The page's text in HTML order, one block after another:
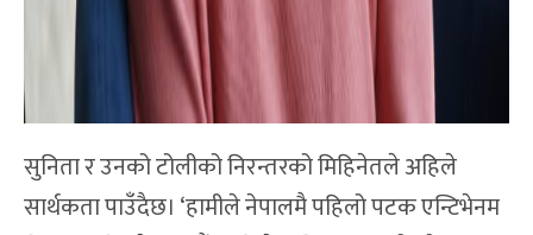
सुनिता र उनको टोलीको निरन्तरको मिहिनेतले अहिले
सार्थकता पाउँदैछ। ‘हामीले नेपालमै पहिलो पटक एन्टिभेनम